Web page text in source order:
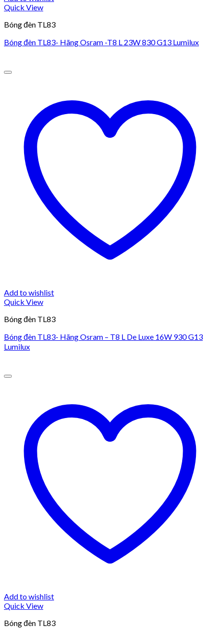
Quick View
Bóng đèn TL83
Bóng đèn TL83- Hãng Osram -T8 L 23W 830 G13 Lumilux
Add to wishlist
Quick View
Bóng đèn TL83
Bóng đèn TL83- Hãng Osram – T8 L De Luxe 16W 930 G13
Lumilux
Add to wishlist
Quick View
Bóng đèn TL83